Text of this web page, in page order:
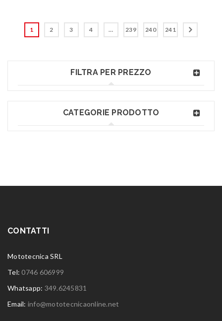
1 2 3 4 … 239 240 241
FILTRA PER PREZZO
CATEGORIE PRODOTTO
CONTATTI
Mototecnica SRL
Tel:0746 606999
Whatsapp: 349.6245831
Email: info@mototecnicaonline.net